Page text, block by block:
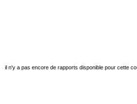
il n'y a pas encore de rapports disponible pour cette